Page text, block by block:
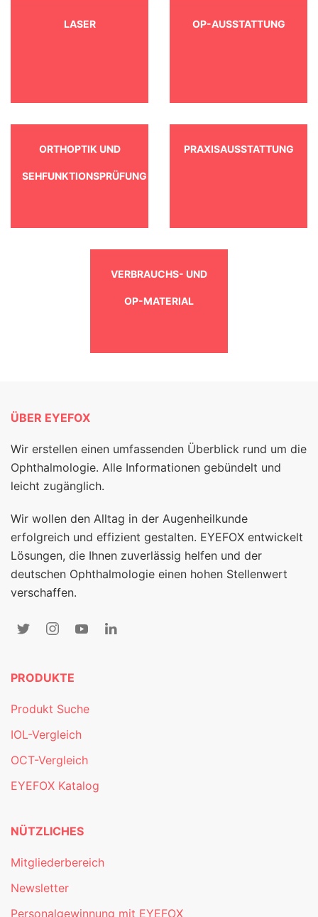
LASER OP-AUSSTATTUNG
ORTHOPTIK UND
SEHFUNKTIONSPRÜFUNG
PRAXISAUSSTATTUNG
VERBRAUCHS- UND
OP-MATERIAL
ÜBER EYEFOX
Wir erstellen einen umfassenden Überblick rund um die
Ophthalmologie. Alle Informationen gebündelt und
leicht zugänglich.
Wir wollen den Alltag in der Augenheilkunde
erfolgreich und effizient gestalten. EYEFOX entwickelt
Lösungen, die Ihnen zuverlässig helfen und der
deutschen Ophthalmologie einen hohen Stellenwert
verschaffen.
PRODUKTE
Produkt Suche
IOL-Vergleich
OCT-Vergleich
EYEFOX Katalog
NÜTZLICHES
Mitgliederbereich
Newsletter
Personalgewinnung mit EYEFOX